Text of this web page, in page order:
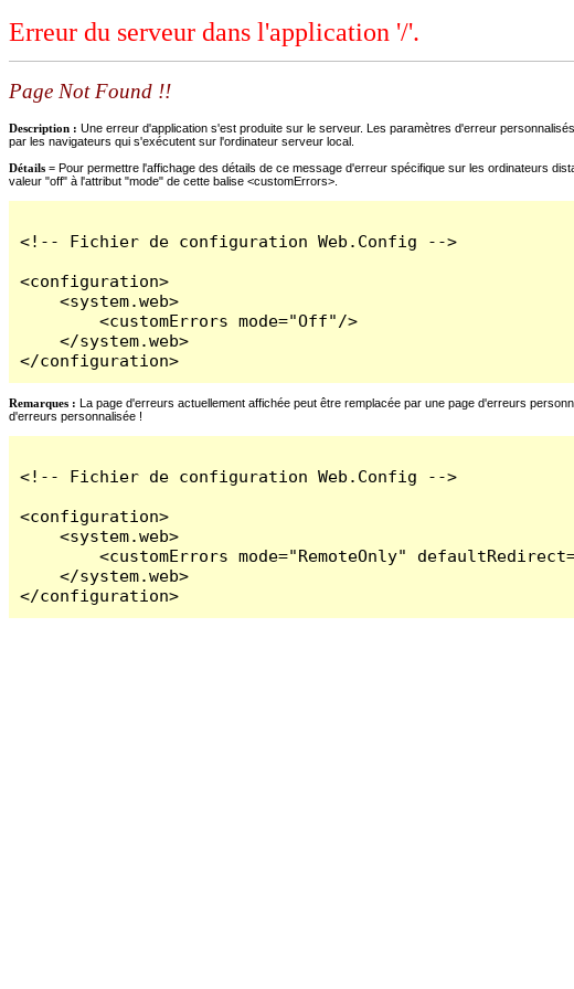
Erreur du serveur dans l'application '/'.
Page Not Found !!
Description : Une erreur d'application s'est produite sur le serveur. Les paramètres d'erreur
par les navigateurs qui s'exécutent sur l'ordinateur serveur local.
Détails = Pour permettre l'affichage des détails de ce message d'erreur spécifique sur les ordinateurs
valeur "off" à l'attribut "mode" de cette balise <customErrors>.
<!-- Fichier de configuration Web.Config -->
<configuration>
    <system.web>
        <customErrors mode="Off"/>
    </system.web>
</configuration>
Remarques : La page d'erreurs actuellement affichée peut être remplacée par une page d'erreurs
d'erreurs personnalisée !
<!-- Fichier de configuration Web.Config -->
<configuration>
    <system.web>
<customErrors mode="RemoteOnly"
    </system.web>
</configuration>